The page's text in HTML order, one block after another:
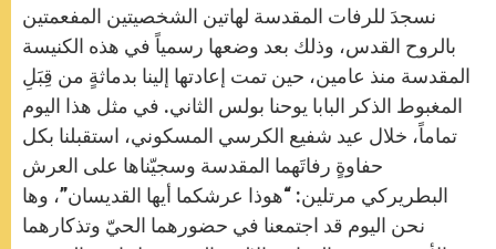
نسجدَ للرفات المقدسة لهاتين الشخصيتين المفعمتين
بالروح القدس، وذلك بعد وضعها رسمياً في هذه الكنيسة
المقدسة منذ عامين، حين تمت إعادتها إلينا بدماثةٍ من قِبَلِ
المغبوط الذكر البابا يوحنا بولس الثاني. في مثل هذا اليوم
تماماً، خلال عيد شفيع الكرسي المسكوني، استقبلنا بكل
حفاوةٍ رفاتَهما المقدسة وسجيّناها على العرش
البطريركي مرتلين: “هوذا عرشكما أيها القديسان”، وها
نحن اليوم قد اجتمعنا في حضورهما الحيّ وتذكارهما